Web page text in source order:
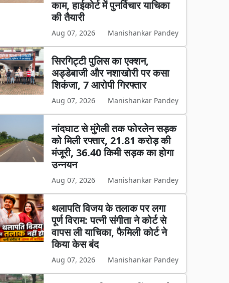
काम, हाईकोर्ट में पुनर्विचार याचिका
की तैयारी
Aug 07, 2026 Manishankar Pandey
सिरगिट्टी पुलिस का एक्शन,
अड्डेबाजी और नशाखोरी पर कसा
शिकंजा, 7 आरोपी गिरफ्तार
Aug 07, 2026 Manishankar Pandey
नांदघाट से मुंगेली तक फोरलेन सड़क
को मिली रफ्तार, 21.81 करोड़ की
मंजूरी, 36.40 किमी सड़क का होगा
उन्नयन
Aug 07, 2026 Manishankar Pandey
थलापति विजय के तलाक पर लगा
पूर्ण विराम: पत्नी संगीता ने कोर्ट से
वापस ली याचिका, फैमिली कोर्ट ने
किया केस बंद
Aug 07, 2026 Manishankar Pandey